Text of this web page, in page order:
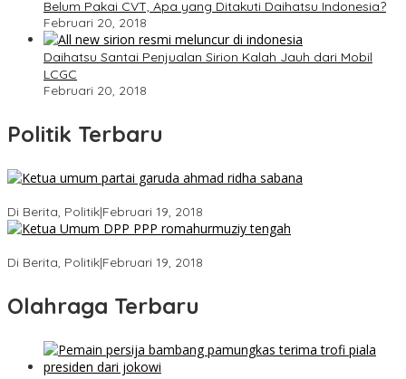
Belum Pakai CVT, Apa yang Ditakuti Daihatsu Indonesia?
Februari 20, 2018
Daihatsu Santai Penjualan Sirion Kalah Jauh dari Mobil
LCGC
Februari 20, 2018
Politik Terbaru
Di Berita, Politik|Februari 19, 2018
Di Berita, Politik|Februari 19, 2018
Olahraga Terbaru